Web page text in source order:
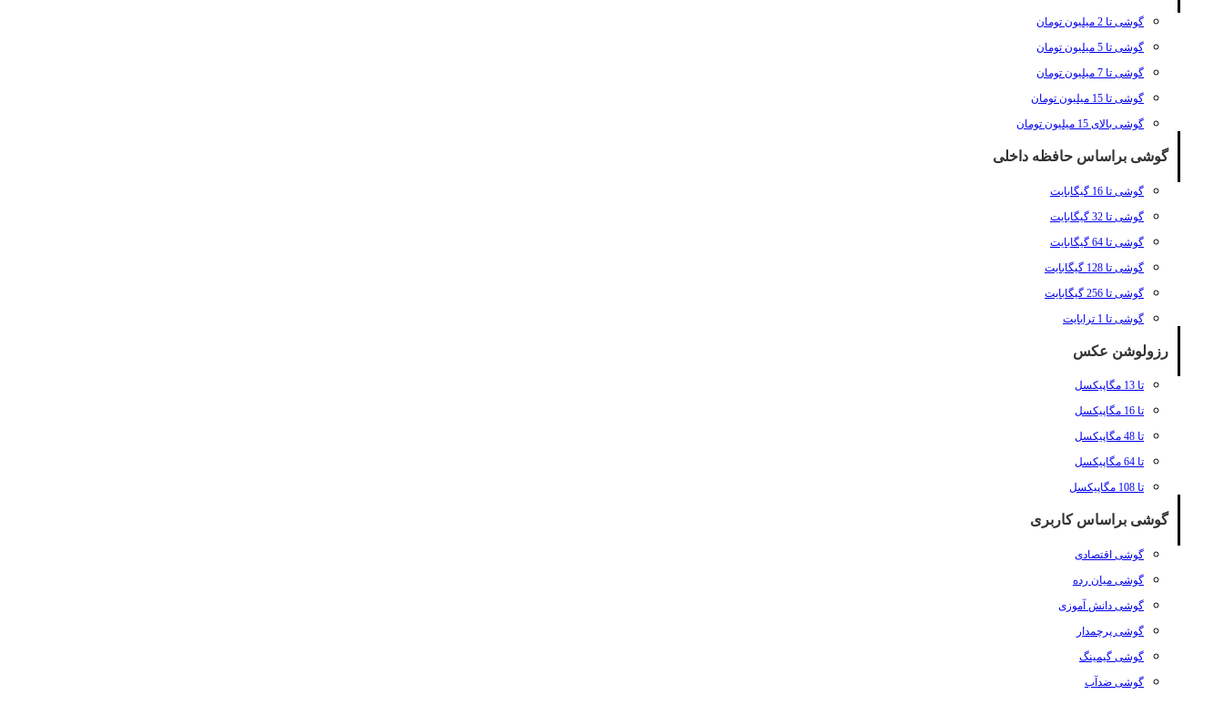
گوشی تا 2 میلیون تومان
گوشی تا 5 میلیون تومان
گوشی تا 7 میلیون تومان
گوشی تا 15 میلیون تومان
گوشی بالای 15 میلیون تومان
گوشی براساس حافظه داخلی
گوشی تا 16 گیگابایت
گوشی تا 32 گیگابایت
گوشی تا 64 گیگابایت
گوشی تا 128 گیگابایت
گوشی تا 256 گیگابایت
گوشی تا 1 ترابایت
رزولوشن عکس
تا 13 مگاپیکسل
تا 16 مگاپیکسل
تا 48 مگاپیکسل
تا 64 مگاپیکسل
تا 108 مگاپیکسل
گوشی براساس کاربری
گوشی اقتصادی
گوشی میان رده
گوشی دانش آموزی
گوشی پرچمدار
گوشی گیمینگ
گوشی ضدآب